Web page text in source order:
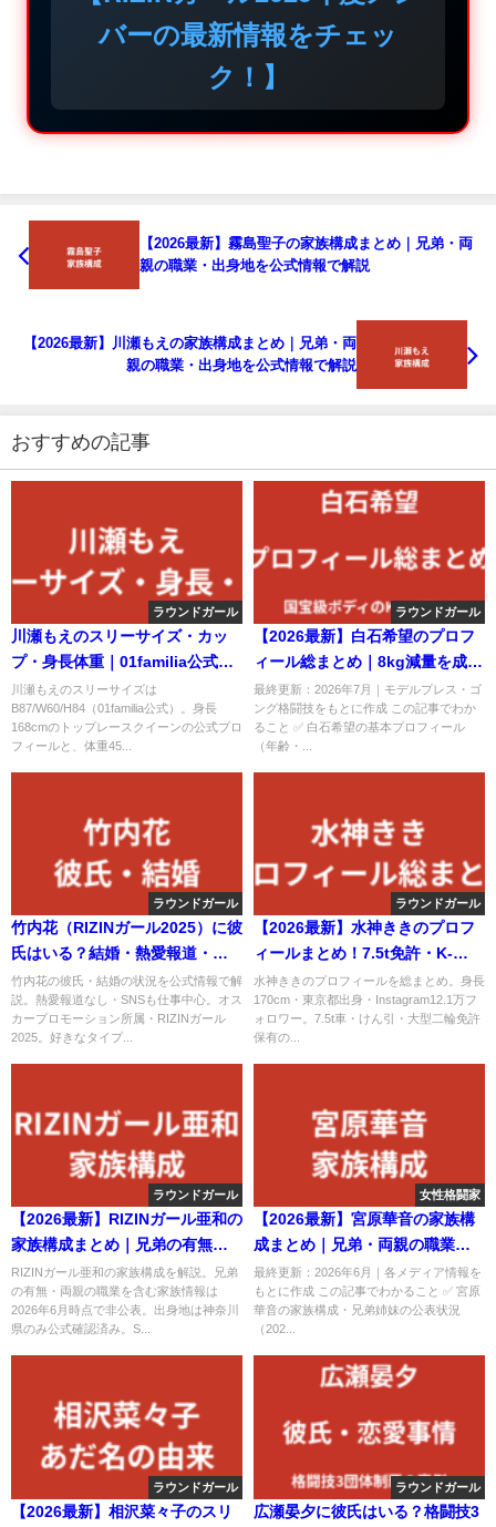
バーの最新情報をチェッ
ク！】
【2026最新】霧島聖子の家族構成まとめ｜兄弟・両
親の職業・出身地を公式情報で解説
【2026最新】川瀬もえの家族構成まとめ｜兄弟・両
親の職業・出身地を公式情報で解説
おすすめの記事
ラウンドガール
川瀬もえのスリーサイズ・カッ
プ・身長体重｜01familia公式プ
ロフィールと美ボディの秘訣を
解説【2026最新】
川瀬もえのスリーサイズは
B87/W60/H84（01familia公式）。身長
168cmのトップレースクイーンの公式プロ
フィールと、体重45...
ラウンドガール
【2026最新】白石希望のプロフ
ィール総まとめ｜8kg減量を成功
させたK-1 GIRLS 2026新メンバ
ーを解説
最終更新：2026年7月｜モデルプレス・ゴ
ング格闘技をもとに作成 この記事でわか
ること ✅ 白石希望の基本プロフィール
（年齢・...
ラウンドガール
竹内花（RIZINガール2025）に彼
氏はいる？結婚・熱愛報道・好
きなタイプを公式情報で解説
【2026最新】
竹内花の彼氏・結婚の状況を公式情報で解
説。熱愛報道なし・SNSも仕事中心。オス
カープロモーション所属・RIZINガール
2025。好きなタイプ...
ラウンドガール
【2026最新】水神ききのプロフ
ィールまとめ！7.5t免許・K-
1GIRLS・SUBARU RQの経歴を
解説
水神ききのプロフィールを総まとめ。身長
170cm・東京都出身・Instagram12.1万フ
ォロワー。7.5t車・けん引・大型二輪免許
保有の...
ラウンドガール
【2026最新】RIZINガール亜和の
家族構成まとめ｜兄弟の有無や
両親の職業・出身地を徹底調査
RIZINガール亜和の家族構成を解説。兄弟
の有無・両親の職業を含む家族情報は
2026年6月時点で非公表。出身地は神奈川
県のみ公式確認済み。S...
女性格闘家
【2026最新】宮原華音の家族構
成まとめ｜兄弟・両親の職業・
出身地を公式情報で解説
最終更新：2026年6月｜各メディア情報を
もとに作成 この記事でわかること ✅ 宮原
華音の家族構成・兄弟姉妹の公表状況
（202...
ラウンドガール
【2026最新】相沢菜々子のスリ
ラウンドガール
広瀬晏夕に彼氏はいる？格闘技3